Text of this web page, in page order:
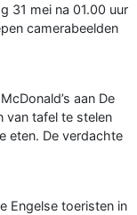
31 mei na 01.00 uur
camerabeelden
aan De
van tafel te stelen
eten. De verdachte
Engelse toeristen in